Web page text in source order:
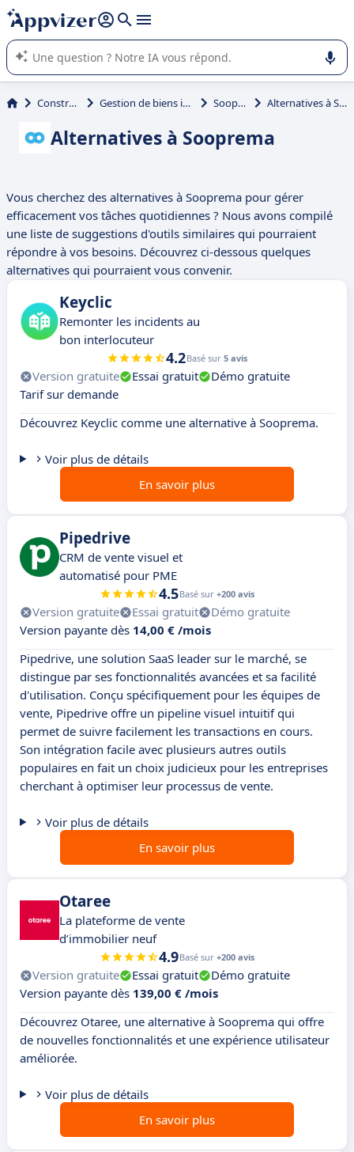
répondre (plusieurs lignes avec
L'IA de Appvizer vous guide dans l'utilisation ou la sélection de
logiciel SaaS en entreprise.
Construction Gestion de biens immobiliers Sooprema Alternatives à Sooprema
Alternatives à Sooprema
Vous cherchez des alternatives à Sooprema pour gérer
efficacement vos tâches quotidiennes ? Nous avons compilé
une liste de suggestions d'outils similaires qui pourraient
répondre à vos besoins. Découvrez ci-dessous quelques
alternatives qui pourraient vous convenir.
Keyclic
Remonter les incidents au
bon interlocuteur
4.2Basé sur 5 avis
Version gratuite Essai gratuit
Démo gratuite
Tarif sur demande
Découvrez Keyclic comme une alternative à Sooprema.
Voir plus de détails
En savoir plus
Pipedrive
CRM de vente visuel et
automatisé pour PME
4.5Basé sur +200 avis
Version gratuite Essai gratuit
Démo gratuite
Version payante dès 14,00 € /mois
Pipedrive, une solution SaaS leader sur le marché, se
distingue par ses fonctionnalités avancées et sa facilité
d'utilisation. Conçu spécifiquement pour les équipes de
vente, Pipedrive offre un pipeline visuel intuitif qui
permet de suivre facilement les transactions en cours.
Son intégration facile avec plusieurs autres outils
populaires en fait un choix judicieux pour les entreprises
cherchant à optimiser leur processus de vente.
Voir plus de détails
En savoir plus
Otaree
La plateforme de vente
d’immobilier neuf
4.9Basé sur +200 avis
Version gratuite Essai gratuit
Démo gratuite
Version payante dès 139,00 € /mois
Découvrez Otaree, une alternative à Sooprema qui offre
de nouvelles fonctionnalités et une expérience utilisateur
améliorée.
Voir plus de détails
En savoir plus